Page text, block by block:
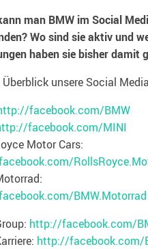
man BMW im Social
Wo sind sie aktiv und
haben sie bisher damit
Überblick unsere Social
facebook.com/BMW
facebook.com/MINI
Motor Cars:
BMW.Motorrad
http://facebook.com/
http://facebook.com/